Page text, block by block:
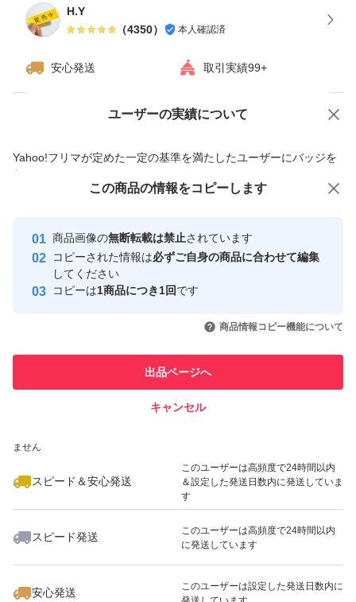
H.Y
（4350） 本人確認済
安心発送 取引実績99+
ユーザーの実績について
Yahoo!フリマが定めた一定の基準を満たしたユーザーにバッジを
付与しています
安心取引出品者
心・安全なユーザーです
取引実績
引を完了させた実績があります
での取引実績があります
ません
スピード＆安心発送
このユーザーは高頻度で24時間以内
＆設定した発送日数内に発送していま
す
スピード発送
このユーザーは高頻度で24時間以内
に発送しています
安心発送
このユーザーは設定した発送日数内に
価格の相談 商品への質問
この商品の情報をコピーします
商品画像の無断転載は禁止されています
コピーされた情報は必ずご自身の商品に合わせて編集
してください
コピーは1商品につき1回です
商品情報コピー機能について
出品ページへ
キャンセル
この商品をみている人にオススメ
いいね！
700